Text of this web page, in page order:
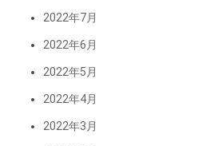
2022年7月
2022年6月
2022年5月
2022年4月
2022年3月